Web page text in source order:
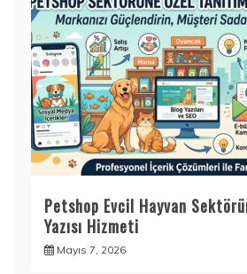
Petshop Evcil Hayvan
Yazısı Hizmeti
Mayıs 7, 2026